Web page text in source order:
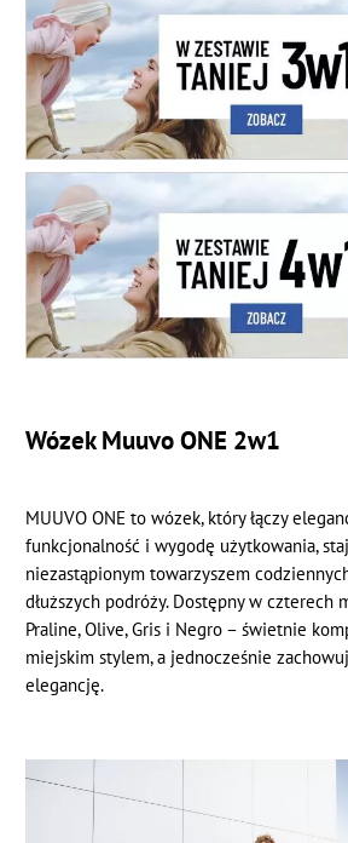
Wózek Muuvo ONE 2w1
MUUVO ONE to wózek, który łączy
funkcjonalność i wygodę użytkowania,
niezastąpionym towarzyszem
dłuższych podróży. Dostępny w czterech
Praline, Olive, Gris i Negro – świetnie
miejskim stylem, a jednocześnie
elegancję.